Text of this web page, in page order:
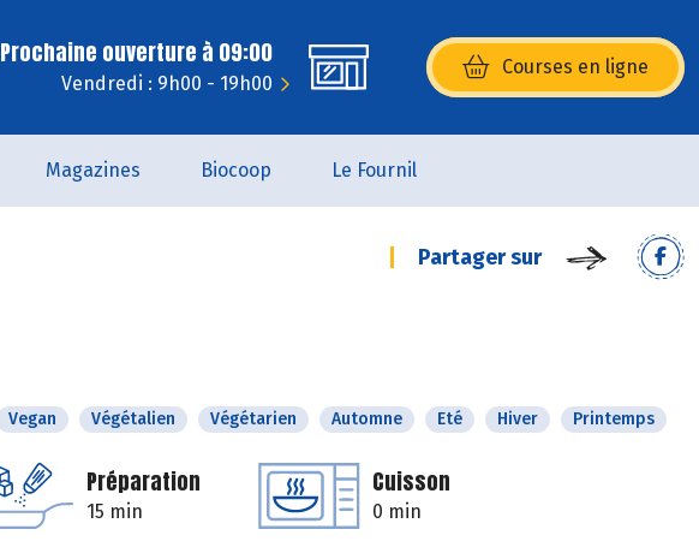
Prochaine ouverture à 09:00
Vendredi : 9h00 - 19h00
Courses en ligne
(s’ouvre dans une nouvelle
Magazines Biocoop Le Fournil
Partager sur
Vegan Végétalien Végétarien Automne Eté Hiver Printemps
Préparation
15 min
Cuisson
0 min